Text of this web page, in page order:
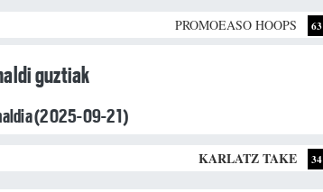
PROMOEASO HOOPS 63
guztiak
(2025-09-21)
KARLATZ TAKE 34